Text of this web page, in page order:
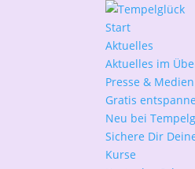
Start
Aktuelles
Aktuelles im
Presse & Medien
Gratis
Neu bei
Sichere Dir
Kurse